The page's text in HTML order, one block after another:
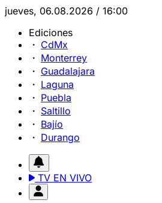
jueves, 06.08.2026 / 16:00
Ediciones
CdMx
Monterrey
Guadalajara
Laguna
Puebla
Saltillo
Bajío
Durango
TV EN VIVO